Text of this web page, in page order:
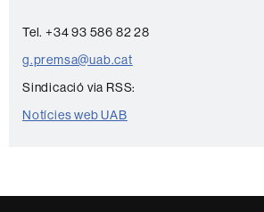
c
t
e
Tel. +34 93 586 82 28
g.premsa@uab.cat
Sindicació via RSS:
Notícies web UAB